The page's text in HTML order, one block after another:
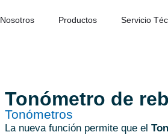
Nosotros Productos Servicio
Tonómetro de
Tonómetros
La nueva función permite que el